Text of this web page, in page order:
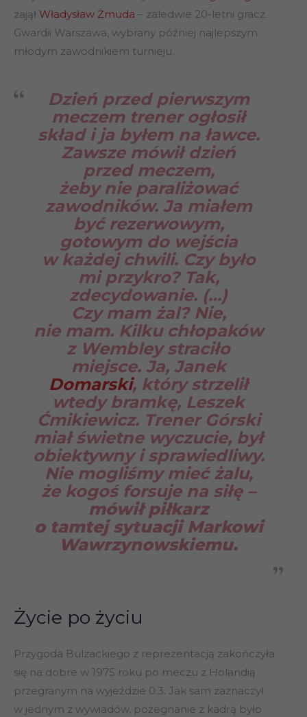
zajął Władysław Żmuda – zaledwie 20-letni gracz
Gwardii Warszawa, wybrany później najlepszym
młodym zawodnikiem turnieju.
Dzień przed pierwszym
meczem trener ogłosił
skład i ja byłem na ławce.
Zawsze mówił dzień
przed meczem,
żeby nie paraliżować
zawodników. Ja miałem
być rezerwowym,
gotowym do wejścia
w każdej chwili. Czy było
mi przykro? Tak,
zdecydowanie. (…)
Czy mam żal? Nie,
nie mam. Kilku chłopaków
z Wembley straciło
miejsce. Ja, Janek
Domarski, który strzelił
wtedy bramkę, Leszek
Ćmikiewicz. Trener Górski
miał świetne wyczucie, był
obiektywny i sprawiedliwy.
Nie mogliśmy mieć żalu,
że kogoś forsuje na siłę –
mówił piłkarz
o tamtej sytuacji Markowi
Wawrzynowskiemu.
Życie po życiu
Przygoda Bulzackiego z reprezentacją zakończyła
się na dobre w 1975 roku po meczu z Holandią
przegranym na wyjeździe 0:3. Jak sam zaznaczył
w jednym z wywiadów, pożegnanie z kadrą było